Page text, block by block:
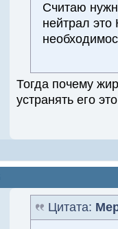
Считаю
нейтрал это
Тогда почему
устранять его
Цитата: